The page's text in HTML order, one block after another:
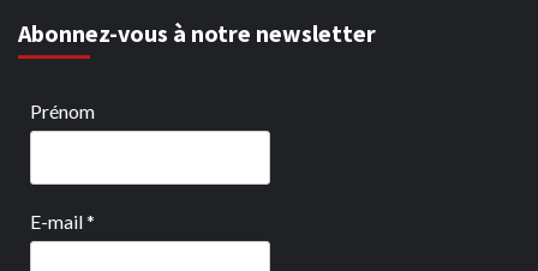
Abonnez-vous à notre newsletter
Prénom
E-mail*